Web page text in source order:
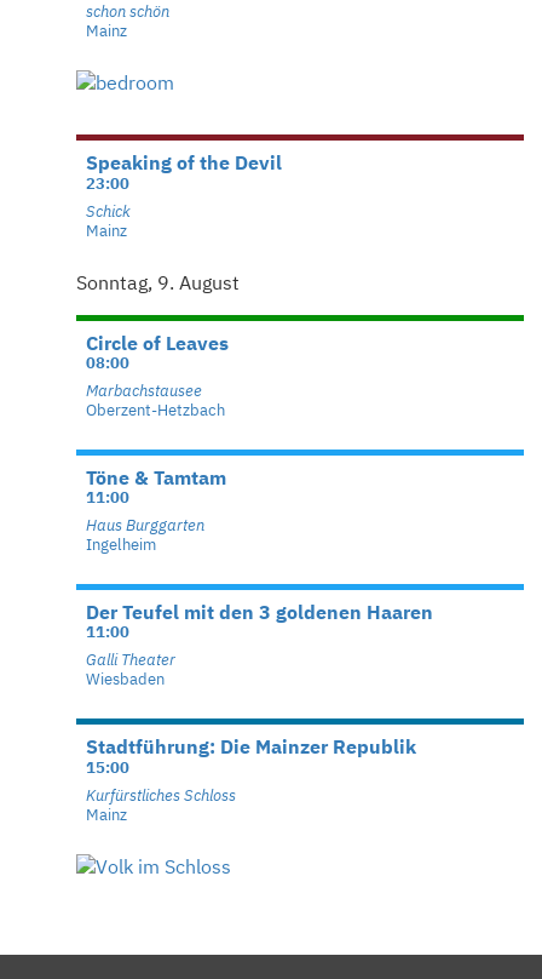
schon schön
Mainz
Speaking of the Devil
23:00
Schick
Mainz
Sonntag, 9. August
Circle of Leaves
08:00
Marbachstausee
Oberzent-Hetzbach
Töne & Tamtam
11:00
Haus Burggarten
Ingelheim
Der Teufel mit den 3 goldenen Haaren
11:00
Galli Theater
Wiesbaden
Stadtführung: Die Mainzer Republik
15:00
Kurfürstliches Schloss
Mainz